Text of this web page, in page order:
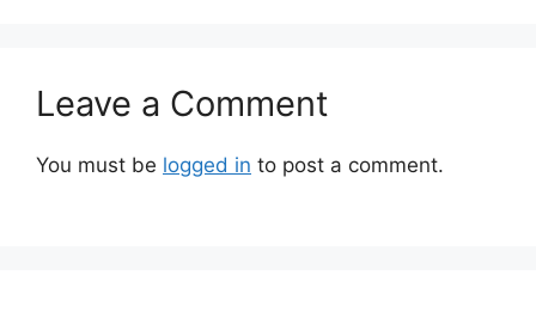
Leave a Comment
You must be logged in to post a comment.